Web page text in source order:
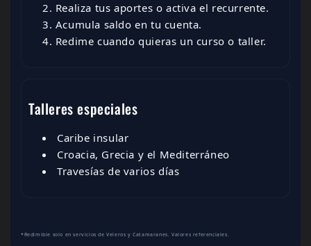
Realiza tus aportes o activa el recurrente.
Acumula saldo en tu cuenta.
Redime cuando quieras un curso o taller.
Talleres especiales
Caribe insular
Croacia, Grecia y el Mediterráneo
Travesías de varios días
*Redimible solo en servicios de Veleros y Catamaranes. Valores referenciales.